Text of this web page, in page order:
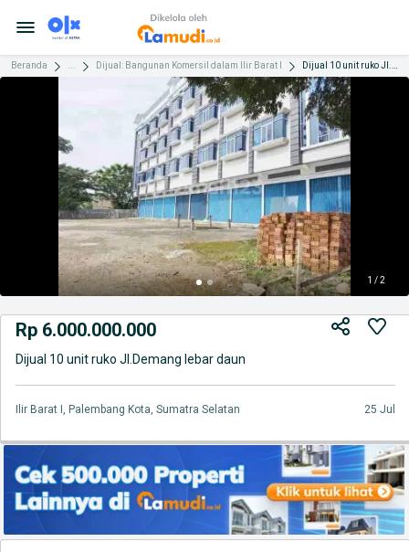
Beranda Dijual: Bangunan Komersil dalam Ilir Barat I
1 / 2
Rp 6.000.000.000
Dijual 10 unit ruko Jl.Demang lebar daun
Ilir Barat I, Palembang Kota, Sumatra Selatan 25 Jul